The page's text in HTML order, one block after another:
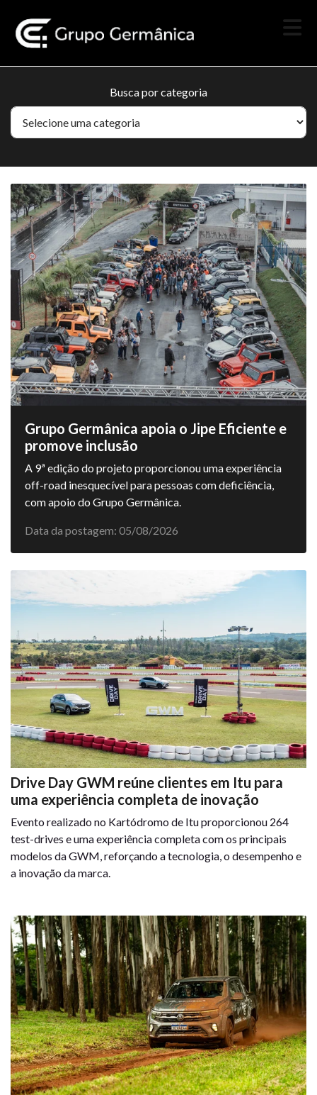
Busca por categoria
Grupo Germânica apoia o Jipe Eficiente e
promove inclusão
A 9ª edição do projeto proporcionou uma experiência
off-road inesquecível para pessoas com deficiência,
com apoio do Grupo Germânica.
Data da postagem: 05/08/2026
Drive Day GWM reúne clientes em Itu para
uma experiência completa de inovação
Evento realizado no Kartódromo de Itu proporcionou 264
test-drives e uma experiência completa com os principais
modelos da GWM, reforçando a tecnologia, o desempenho e
a inovação da marca.